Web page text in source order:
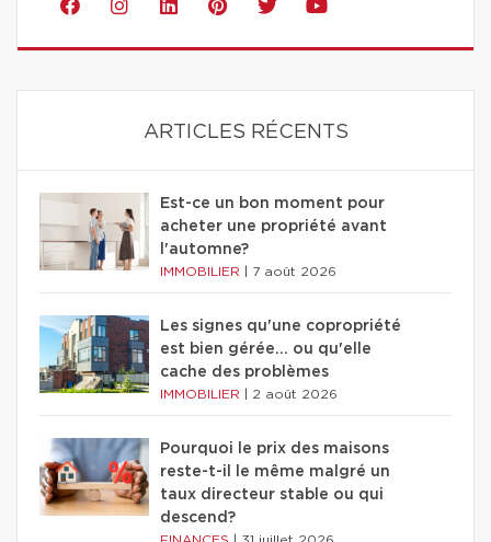
ARTICLES RÉCENTS
Est-ce un bon moment pour
acheter une propriété avant
l'automne?
IMMOBILIER 7 août 2026
Les signes qu'une copropriété
est bien gérée… ou qu'elle
cache des problèmes
IMMOBILIER 2 août 2026
Pourquoi le prix des maisons
reste-t-il le même malgré un
taux directeur stable ou qui
descend?